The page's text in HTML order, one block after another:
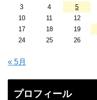
3
4 5
10
11 12
17
18 19
24
25 26
« 5月
プロフィール